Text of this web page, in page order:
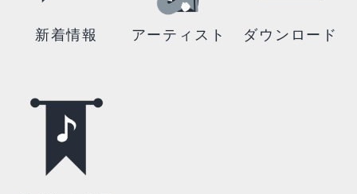
新着情報 アーティスト ダウンロード